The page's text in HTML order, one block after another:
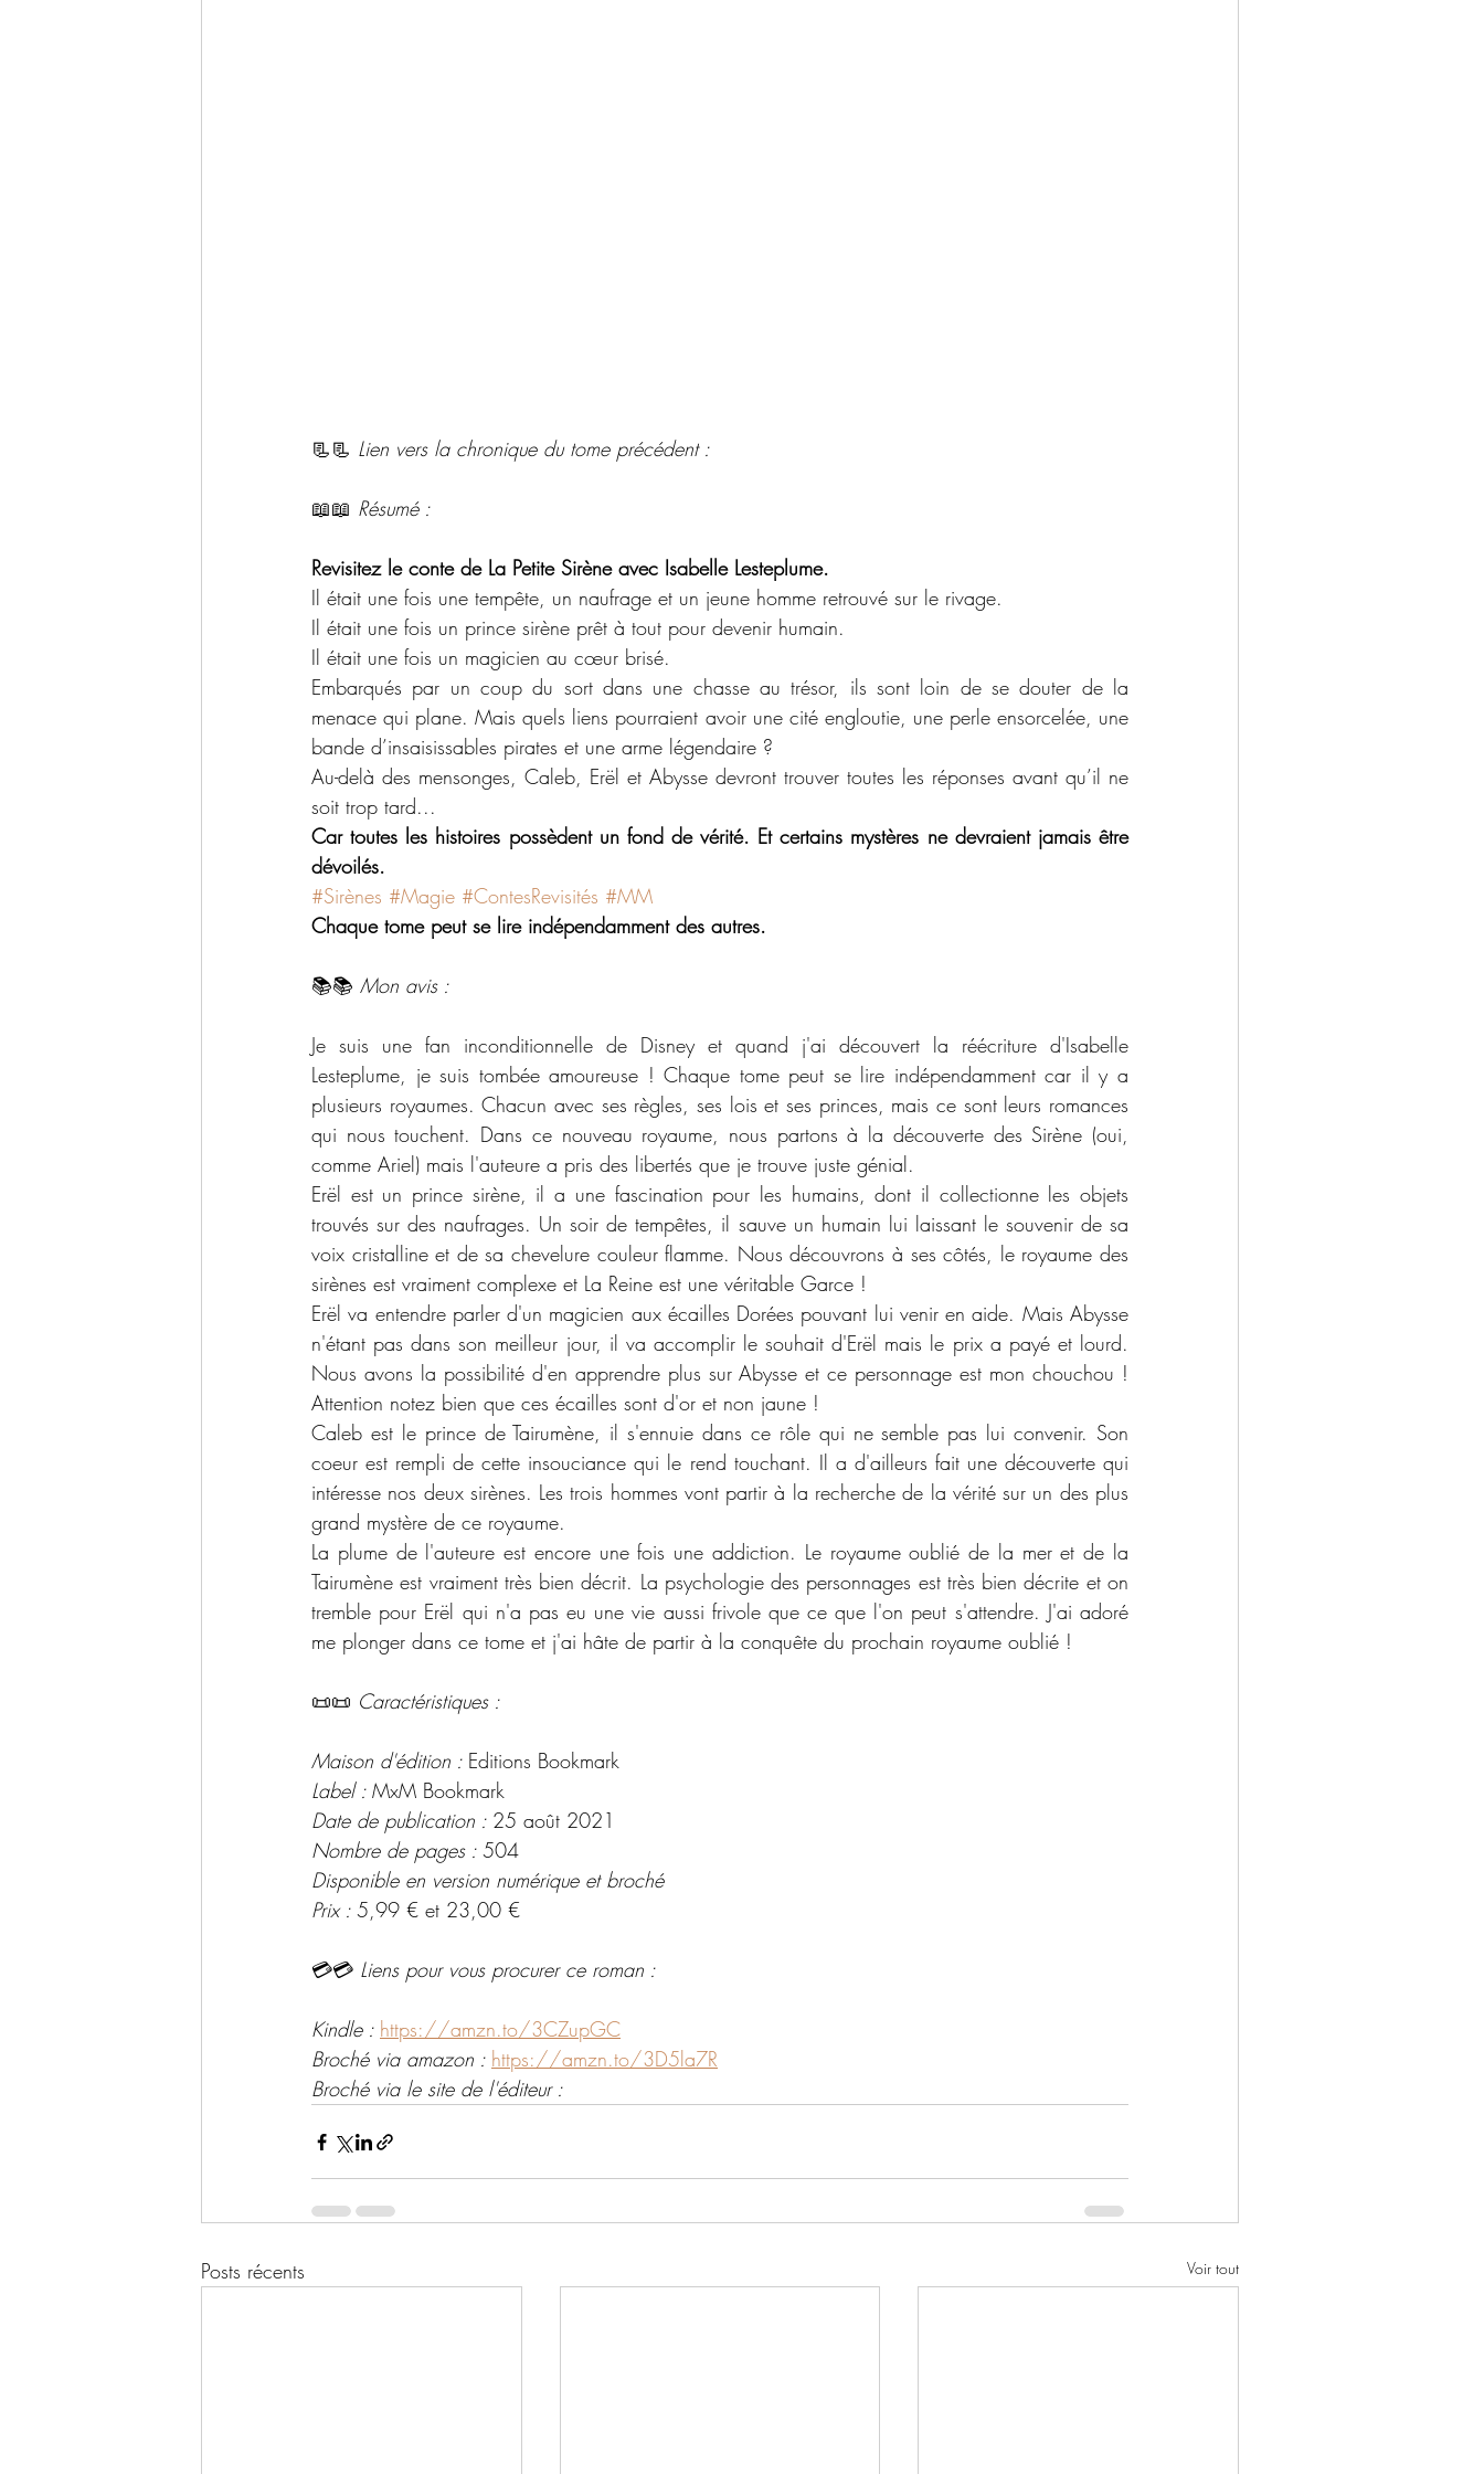
📃📃 Lien vers la chronique du tome précédent :
📖📖 Résumé :
Revisitez le conte de La Petite Sirène avec Isabelle Lesteplume.
Il était une fois une tempête, un naufrage et un jeune homme retrouvé sur le rivage.
Il était une fois un prince sirène prêt à tout pour devenir humain.
Il était une fois un magicien au cœur brisé.
Embarqués par un coup du sort dans une chasse au trésor, ils sont loin de se douter de la
menace qui plane. Mais quels liens pourraient avoir une cité engloutie, une perle ensorcelée, une
bande d’insaisissables pirates et une arme légendaire ?
Au-delà des mensonges, Caleb, Erël et Abysse devront trouver toutes les réponses avant qu’il ne
soit trop tard...
Car toutes les histoires possèdent un fond de vérité. Et certains mystères ne devraient jamais être
dévoilés.
#Sirènes #Magie #ContesRevisités #MM
Chaque tome peut se lire indépendamment des autres.
📚📚 Mon avis :
Je suis une fan inconditionnelle de Disney et quand j'ai découvert la réécriture d'Isabelle
Lesteplume, je suis tombée amoureuse ! Chaque tome peut se lire indépendamment car il y a
plusieurs royaumes. Chacun avec ses règles, ses lois et ses princes, mais ce sont leurs romances
qui nous touchent. Dans ce nouveau royaume, nous partons à la découverte des Sirène (oui,
comme Ariel) mais l'auteure a pris des libertés que je trouve juste génial.
Erël est un prince sirène, il a une fascination pour les humains, dont il collectionne les objets
trouvés sur des naufrages. Un soir de tempêtes, il sauve un humain lui laissant le souvenir de sa
voix cristalline et de sa chevelure couleur flamme. Nous découvrons à ses côtés, le royaume des
sirènes est vraiment complexe et La Reine est une véritable Garce !
Erël va entendre parler d'un magicien aux écailles Dorées pouvant lui venir en aide. Mais Abysse
n'étant pas dans son meilleur jour, il va accomplir le souhait d'Erël mais le prix a payé et lourd.
Nous avons la possibilité d'en apprendre plus sur Abysse et ce personnage est mon chouchou !
Attention notez bien que ces écailles sont d'or et non jaune !
Caleb est le prince de Tairumène, il s'ennuie dans ce rôle qui ne semble pas lui convenir. Son
coeur est rempli de cette insouciance qui le rend touchant. Il a d'ailleurs fait une découverte qui
intéresse nos deux sirènes. Les trois hommes vont partir à la recherche de la vérité sur un des plus
grand mystère de ce royaume.
La plume de l'auteure est encore une fois une addiction. Le royaume oublié de la mer et de la
Tairumène est vraiment très bien décrit. La psychologie des personnages est très bien décrite et on
tremble pour Erël qui n'a pas eu une vie aussi frivole que ce que l'on peut s'attendre. J'ai adoré
me plonger dans ce tome et j'ai hâte de partir à la conquête du prochain royaume oublié !
📜📜 Caractéristiques :
Maison d'édition : Editions Bookmark
Label : MxM Bookmark
Date de publication : 25 août 2021
Nombre de pages : 504
Disponible en version numérique et broché
Prix : 5,99 € et 23,00 €
💳💳 Liens pour vous procurer ce roman :
Kindle : https://amzn.to/3CZupGC
Broché via amazon : https://amzn.to/3D5la7R
Broché via le site de l'éditeur :
Posts récents Voir tout